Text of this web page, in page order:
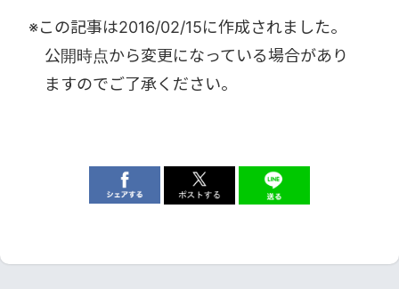
※この記事は2016/02/15に作成されました。
公開時点から変更になっている場合があり
ますのでご了承ください。